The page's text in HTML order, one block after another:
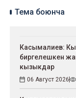
Тема боюнча
Касымалиев:
биргелешкен
кызыкдар
06 Август 2026